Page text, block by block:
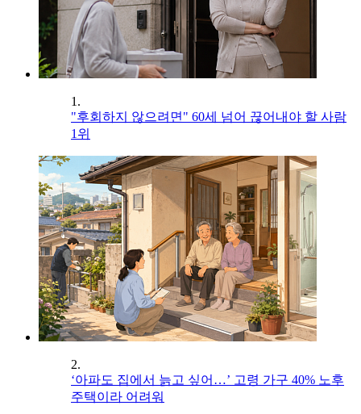
1.
"후회하지 않으려면" 60세 넘어 끊어내야 할 사람
1위
2.
‘아파도 집에서 늙고 싶어…’ 고령 가구 40% 노후
주택이라 어려워